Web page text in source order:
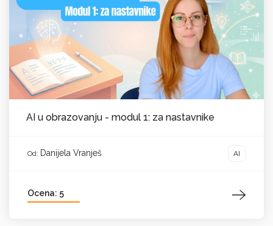
AI u obrazovanju - modul 1: za nastavnike
Od: Danijela Vranješ AI
Ocena: 5